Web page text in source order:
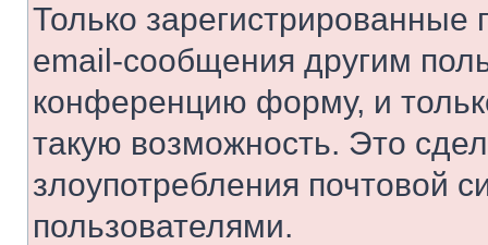
Только зарегистрированные
email-сообщения другим
конференцию форму, и
такую возможность. Это
злоупотребления почтовой
пользователями.